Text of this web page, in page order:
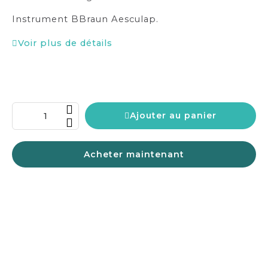
Instrument BBraun Aesculap.
Voir plus de détails
Ajouter au panier
Acheter maintenant